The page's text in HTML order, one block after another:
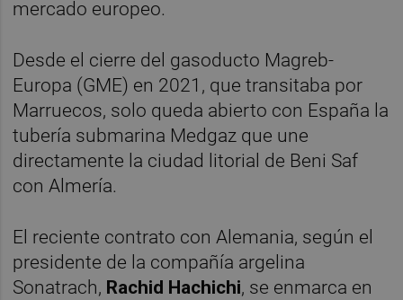
mercado europeo.
Desde el cierre del gasoducto Magreb-
Europa (GME) en 2021, que transitaba por
Marruecos, solo queda abierto con España la
tubería submarina Medgaz que une
directamente la ciudad litorial de Beni Saf
con Almería.
El reciente contrato con Alemania, según el
presidente de la compañía argelina
Sonatrach, Rachid Hachichi, se enmarca en